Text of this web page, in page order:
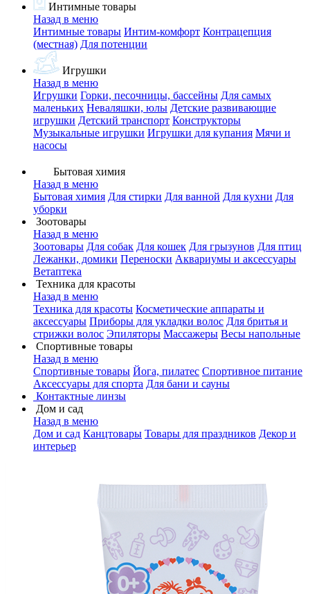
Интимные товары
Назад в меню
Интимные товары Интим-комфорт Контрацепция
(местная) Для потенции
Игрушки
Назад в меню
Игрушки Горки, песочницы, бассейны Для самых
маленьких Неваляшки, юлы Детские развивающие
игрушки Детский транспорт Конструкторы
Музыкальные игрушки Игрушки для купания Мячи и
насосы
Бытовая химия
Назад в меню
Бытовая химия Для стирки Для ванной Для кухни Для
уборки
Зоотовары
Назад в меню
Зоотовары Для собак Для кошек Для грызунов Для птиц
Лежанки, домики Переноски Аквариумы и аксессуары
Ветаптека
Техника для красоты
Назад в меню
Техника для красоты Косметические аппараты и
аксессуары Приборы для укладки волос Для бритья и
стрижки волос Эпиляторы Массажеры Весы напольные
Спортивные товары
Назад в меню
Спортивные товары Йога, пилатес Спортивное питание
Аксессуары для спорта Для бани и сауны
Контактные линзы
Дом и сад
Назад в меню
Дом и сад Канцтовары Товары для праздников Декор и
интерьер